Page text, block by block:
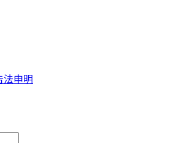
法申明